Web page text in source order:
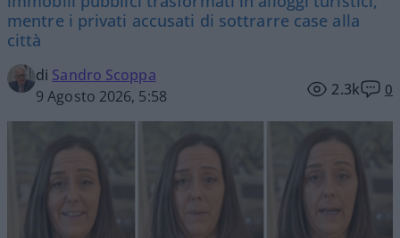
mentre i privati accusati di sottrarre case alla
città
di Sandro Scoppa
9 Agosto 2026, 5:58
2.3k 0